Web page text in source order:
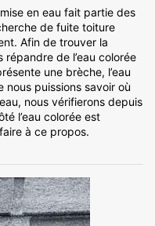
en eau fait partie des
de fuite toiture
Afin de trouver la
de l’eau colorée
une brèche, l’eau
puissions savoir où
nous vérifierons depuis
l’eau colorée est
à ce propos.